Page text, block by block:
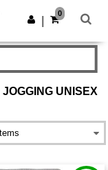
Pobierz app
0
UNISEX